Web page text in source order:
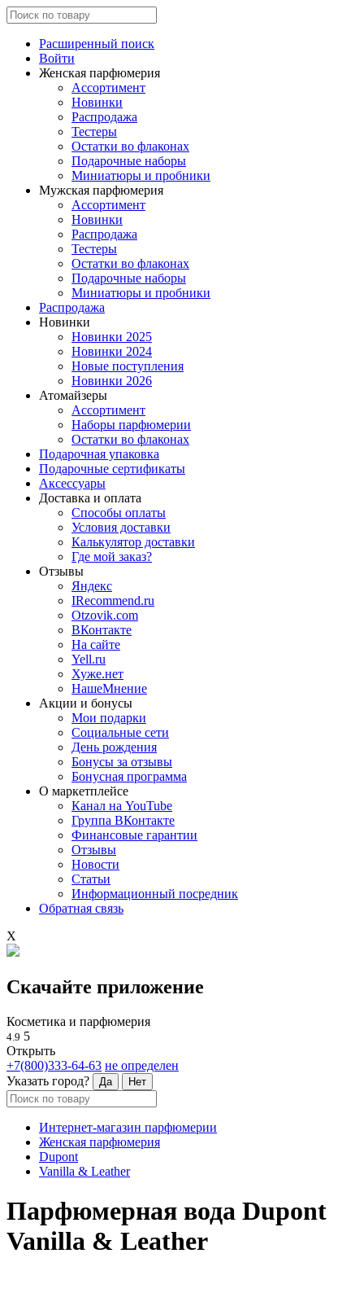
Расширенный поиск
Войти
Женская парфюмерия
Ассортимент
Новинки
Распродажа
Тестеры
Остатки во флаконах
Подарочные наборы
Миниатюры и пробники
Мужская парфюмерия
Ассортимент
Новинки
Распродажа
Тестеры
Остатки во флаконах
Подарочные наборы
Миниатюры и пробники
Распродажа
Новинки
Новинки 2025
Новинки 2024
Новые поступления
Новинки 2026
Атомайзеры
Ассортимент
Наборы парфюмерии
Остатки во флаконах
Подарочная упаковка
Подарочные сертификаты
Аксессуары
Доставка и оплата
Способы оплаты
Условия доставки
Калькулятор доставки
Где мой заказ?
Отзывы
Яндекс
IRecommend.ru
Otzovik.com
ВКонтакте
На сайте
Yell.ru
Хуже.нет
НашеМнение
Акции и бонусы
Мои подарки
Социальные сети
День рождения
Бонусы за отзывы
Бонусная программа
О маркетплейсе
Канал на YouTube
Группа ВКонтакте
Финансовые гарантии
Отзывы
Новости
Статьи
Информационный посредник
Обратная связь
X
Скачайте приложение
Косметика и парфюмерия
4.9 5
Открыть
+7(800)333-64-63 не определен
Указать город?
Да Нет
Интернет-магазин парфюмерии
Женская парфюмерия
Dupont
Vanilla & Leather
Парфюмерная вода Dupont
Vanilla & Leather